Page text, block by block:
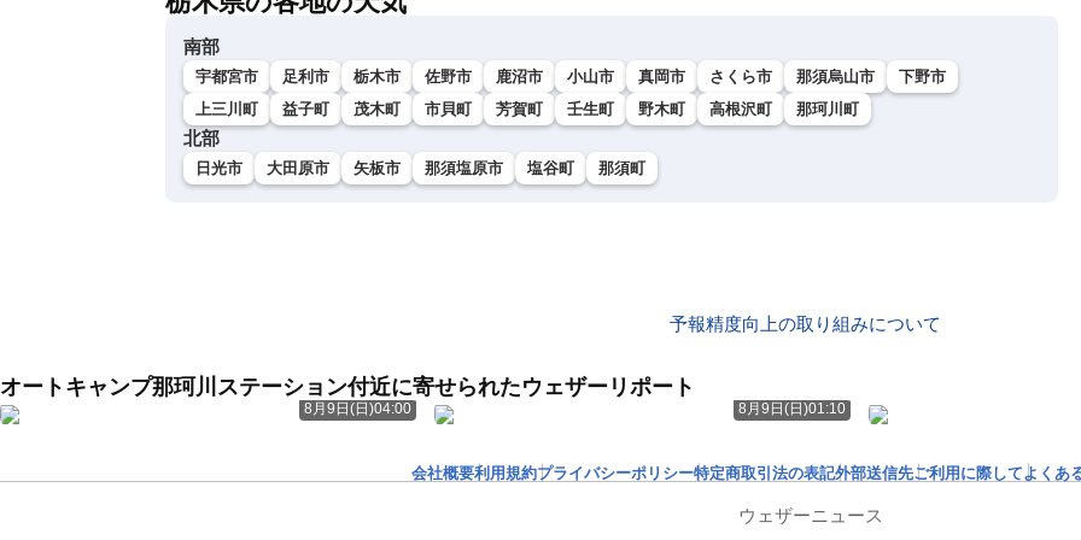
南部
宇都宮市 足利市 栃木市 佐野市 鹿沼市 小山市 真岡市 さくら市 那須烏山市
下野市
上三川町
益子町 茂木町 市貝町 芳賀町 壬生町 野木町 高根沢町 那珂川町
北部
日光市 大田原市 矢板市 那須塩原市 塩谷町 那須町
予報精度向上の取り組みについて
オートキャンプ那珂川ステーション付近に寄せられたウェザーリポート
8月9日(日)04:00 8月9日(日)01:10
会社概要利用規約プライバシーポリシー特定商取引法の表記外部送信先ご利用に際してよくあ
ウェザーニュース